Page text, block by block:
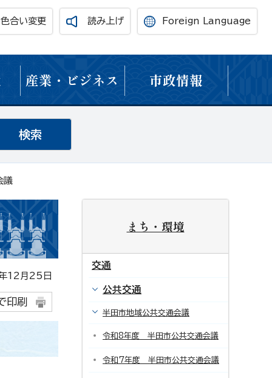
色合い変更 読み上げ Foreign Language
産業・ビジネス 市政情報
議
12月25日
印刷
まち・環境
交通
公共交通
半田市地域公共交通会議
令和8年度 半田市公共交通会議
令和7年度 半田市公共交通会議